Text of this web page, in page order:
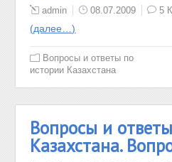
admin 08.07.2009 5
(далее…)
Вопросы и ответы по
истории Казахстана
Вопросы и
Казахстана.